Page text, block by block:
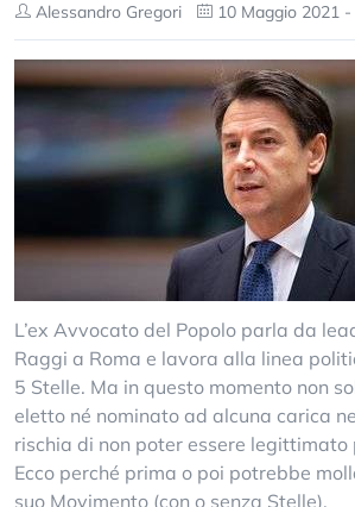
Alessandro Gregori 10 Maggio 2021 -
L’ex Avvocato del Popolo parla da
Raggi a Roma e lavora alla linea
5 Stelle. Ma in questo momento non
eletto né nominato ad alcuna carica
rischia di non poter essere legittimato
Ecco perché prima o poi potrebbe
suo Movimento (con o senza Stelle).